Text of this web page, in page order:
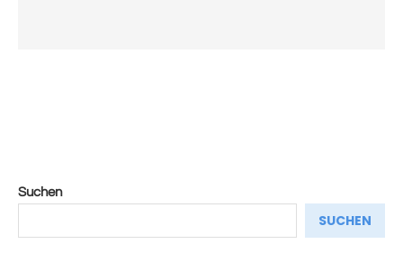
Suchen
SUCHEN